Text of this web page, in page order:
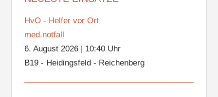
HvO - Helfer vor Ort
med.notfall
6. August 2026| 10:40 Uhr
B19 - Heidingsfeld - Reichenberg